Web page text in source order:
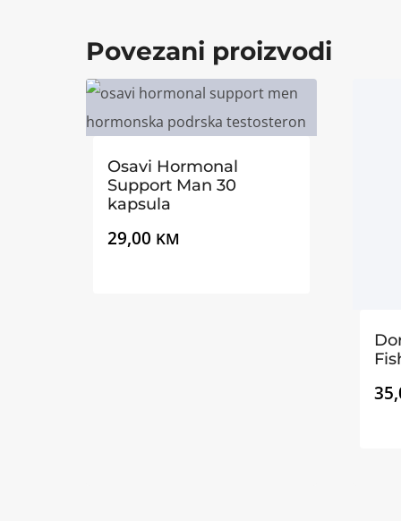
Povezani proizvodi
Osavi Hormonal
Support Man 30
kapsula
29,00 KM